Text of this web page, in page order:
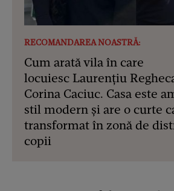
RECOMANDAREA NOASTRĂ:
Cum arată vila în care
locuiesc Laurențiu
Corina Caciuc. Casa este
stil modern și are o curte
transformat în zonă de
copii